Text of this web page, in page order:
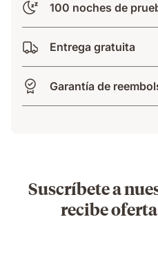
100 noches de
Entrega gratuita
Garantía de
Suscríbete a
recibe